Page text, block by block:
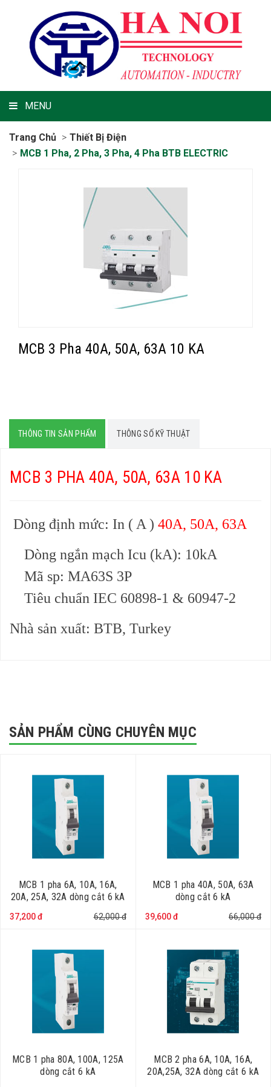
MENU
Trang Chủ
Thiết Bị Điện
MCB 1 Pha, 2 Pha, 3 Pha, 4 Pha BTB ELECTRIC
MCB 3 Pha 40A, 50A, 63A 10 KA
THÔNG TIN SẢN PHẨM THÔNG SỐ KỸ THUẬT
MCB 3 PHA 40A, 50A, 63A 10 KA
Dòng định mức: In ( A ) 40A, 50A, 63A
Dòng ngắn mạch Icu (kA): 10kA
Mã sp: MA63S 3P
Tiêu chuẩn IEC 60898-1 & 60947-2
Nhà sản xuất: BTB, Turkey
SẢN PHẨM CÙNG CHUYÊN MỤC
MCB 1 pha 6A, 10A, 16A,
20A, 25A, 32A dòng cắt 6 kA
37,200 đ 62,000 đ
MCB 1 pha 40A, 50A, 63A
dòng cắt 6 kA
39,600 đ 66,000 đ
MCB 1 pha 80A, 100A, 125A
dòng cắt 6 kA
MCB 2 pha 6A, 10A, 16A,
20A,25A, 32A dòng cắt 6 kA